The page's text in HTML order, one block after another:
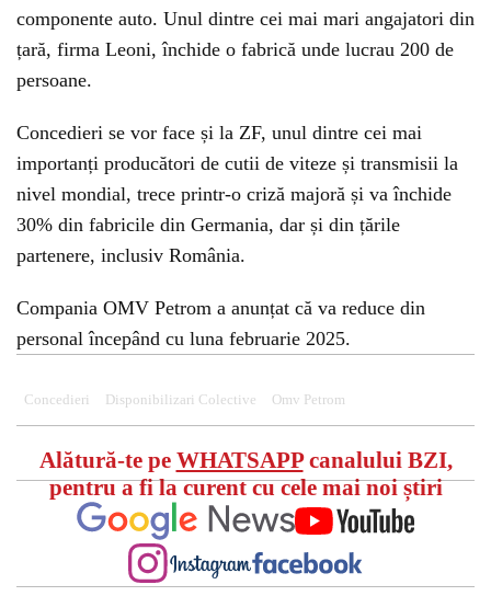
componente auto. Unul dintre cei mai mari angajatori din
țară, firma Leoni, închide o fabrică unde lucrau 200 de
persoane.
Concedieri se vor face și la ZF, unul dintre cei mai
importanți producători de cutii de viteze și transmisii la
nivel mondial, trece printr-o criză majoră și va închide
30% din fabricile din Germania, dar și din țările
partenere, inclusiv România.
Compania OMV Petrom a anunțat că va reduce din
personal începând cu luna februarie 2025.
Concedieri Disponibilizari Colective Omv Petrom
Alătură-te pe WHATSAPPcanalului BZI,
pentru a fi la curent cu cele mai noi știri